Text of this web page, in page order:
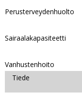
Perusterveydenhuolto
Sairaalakapasiteetti
Vanhustenhoito
Tiede